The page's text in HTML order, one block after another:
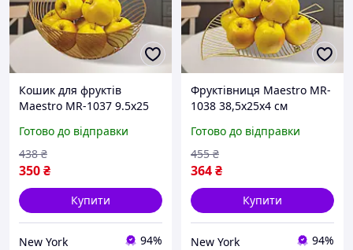
Кошик для фруктів
Maestro MR-1037 9.5х25
Готово до відправки
350₴
438 ₴
Купити
New York 94%
Фруктівниця Maestro MR-
1038 38,5х25х4 см
Готово до відправки
364₴
455 ₴
Купити
New York 94%